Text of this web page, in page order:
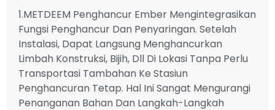
1.METDEEM Penghancur Ember Mengintegrasikan
Fungsi Penghancur Dan Penyaringan. Setelah
Instalasi, Dapat Langsung Menghancurkan
Limbah Konstruksi, Bijih, Dll Di Lokasi Tanpa Perlu
Transportasi Tambahan Ke Stasiun
Penghancuran Tetap. Hal Ini Sangat Mengurangi
Penanganan Bahan Dan Langkah-Langkah